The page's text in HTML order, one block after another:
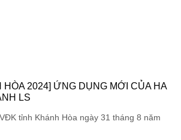
HÒA 2024] ỨNG DỤNG MỚI CỦA HA
LS
tỉnh Khánh Hòa ngày 31 tháng 8 năm